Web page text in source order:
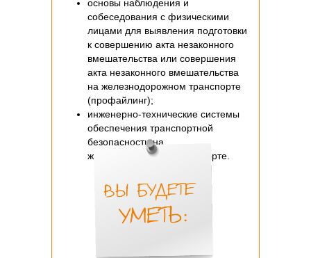
основы наблюдения и
собеседования с физическими
лицами для выявления подготовки
к совершению акта незаконного
вмешательства или совершения
акта незаконного вмешательства
на железнодорожном транспорте
(профайлинг);
инженерно-технические системы
обеспечения транспортной
безопасности на
железнодорожном транспорте.